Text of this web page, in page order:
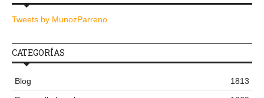
Tweets by MunozParreno
CATEGORÍAS
Blog
1813